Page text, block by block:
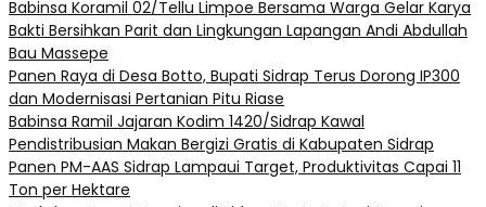
Babinsa Koramil 02/Tellu Limpoe Bersama Warga Gelar Karya
Bakti Bersihkan Parit dan Lingkungan Lapangan Andi Abdullah
Bau Massepe
Panen Raya di Desa Botto, Bupati Sidrap Terus Dorong IP300
dan Modernisasi Pertanian Pitu Riase
Babinsa Ramil Jajaran Kodim 1420/Sidrap Kawal
Pendistribusian Makan Bergizi Gratis di Kabupaten Sidrap
Panen PM-AAS Sidrap Lampaui Target, Produktivitas Capai 11
Ton per Hektare